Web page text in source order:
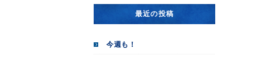
最近の投稿
今週も！